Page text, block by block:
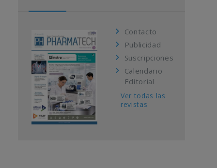
Contacto
Publicidad
Suscripciones
Calendario
Editorial
Ver todas las
revistas